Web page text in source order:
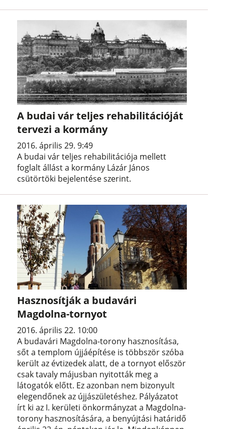
A budai vár teljes rehabilitációját
tervezi a kormány
2016. április 29. 9:49
A budai vár teljes rehabilitációja mellett
foglalt állást a kormány Lázár János
csütörtöki bejelentése szerint.
Hasznosítják a budavári
Magdolna-tornyot
2016. április 22. 10:00
A budavári Magdolna-torony hasznosítása,
sőt a templom újjáépítése is többször szóba
került az évtizedek alatt, de a tornyot először
csak tavaly májusban nyitották meg a
látogatók előtt. Ez azonban nem bizonyult
elegendőnek az újjászületéshez. Pályázatot
írt ki az I. kerületi önkormányzat a Magdolna-
torony hasznosítására, a benyújtási határidő